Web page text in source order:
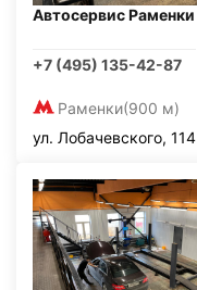
Автосервис Раменки
+7 (495) 135-42-87
Раменки(900 м)
ул. Лобачевского, 114